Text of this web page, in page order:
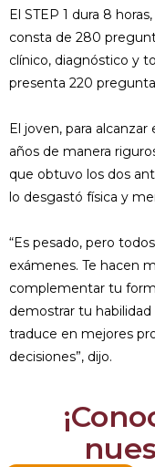
El STEP 1 dura 8
consta de 280
clínico, diagnóstico y
presenta 220
El joven, para
años de manera
que obtuvo los dos
lo desgastó física y
“Es pesado, pero
exámenes. Te hacen
complementar tu
demostrar tu habilidad
traduce en mejores
decisiones”, dijo.